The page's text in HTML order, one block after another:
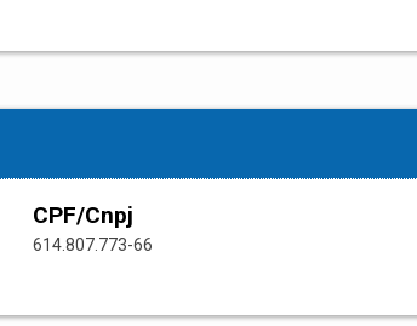
CPF/Cnpj
614.807.773-66